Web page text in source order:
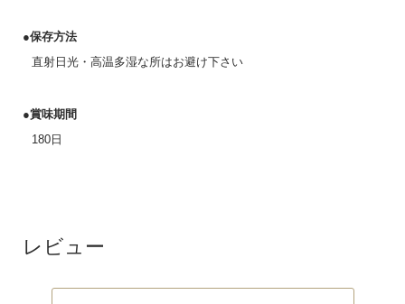
●保存方法
直射日光・高温多湿な所はお避け下さい
●賞味期間
180日
レビュー